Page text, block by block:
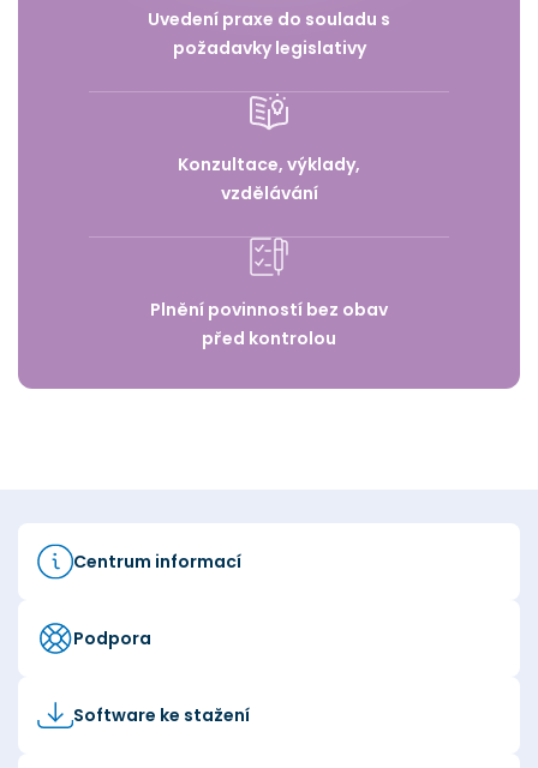
Uvedení praxe do souladu s
požadavky legislativy
Konzultace, výklady,
vzdělávání
Plnění povinností bez obav
před kontrolou
Centrum informací
Podpora
Software ke stažení